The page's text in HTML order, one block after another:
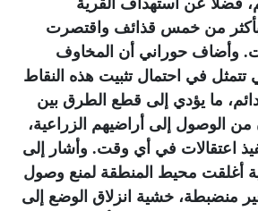
فضلاً عن استهداف القرية
بأكثر من خمس قذائف واقتصرت
وأضاف حوراني أن المخاوف
تتمثل في احتمال تثبيت هذه النقاط
ما يؤدي إلى قطع الطرق بين
من الوصول إلى أراضيهم الزراعية،
اعتقالات في أي وقت. وأشار إلى
أغلقت محيط المنطقة لمنع وصول
منضبطة، خشية انزلاق الوضع إلى